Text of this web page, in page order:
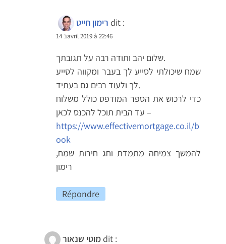
רימון חייט dit :
14 בavril 2019 à 22:46
שלום יהב ותודה רבה על תגובתך.
שמח שיכולתי לסייע לך בעבר ומקווה לסייע
לך ולעוד רבים גם בעתיד.
כדי לרכוש את הספר המודפס כולל משלוח
עד הבית תוכל להכנס לכאן –
https://www.effectivemortgage.co.il/b
ook
להמשך צמיחה מתמדת וחג חירות שמח,
רימון
Répondre
מוטי שנאור dit :